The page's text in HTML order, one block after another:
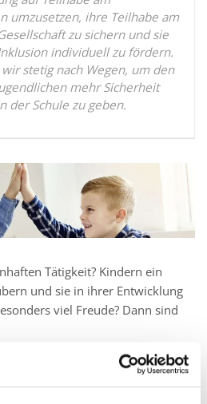
umzusetzen, ihre Teilhabe am
zu sichern und sie
individuell zu fördern.
stetig nach Wegen, um den
mehr Sicherheit
der Schule zu geben.
Tätigkeit? Kindern ein
und sie in ihrer Entwicklung
viel Freude? Dann sind
(m/w/d) in
Vollzeit